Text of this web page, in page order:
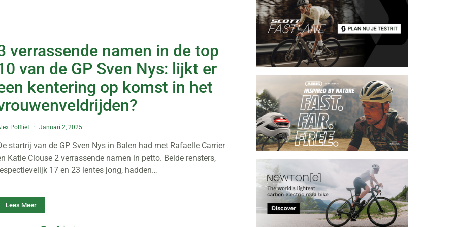
verrassende namen in de top
van de GP Sven Nys: lijkt er
kentering op komst in het
Polfliet Januari 2, 2025
startrij van de GP Sven Nys in Balen had met Rafaelle Carrier
Katie Clouse 2 verrassende namen in petto. Beide rensters,
17 en 23 lentes jong, hadden…
Lees Meer